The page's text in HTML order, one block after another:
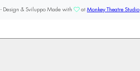
- Design & Sviluppo Made with at Monkey Theatre Studio